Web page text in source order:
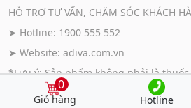
HỖ TRỢ TƯ VẤN, CHĂM SÓC KHÁCH
➤ Hotline: 1900 555 552
➤ Website: adiva.com.vn
*Lưu ý: Sản phẩm không phải là
thay thế thuốc chữa bệnh.
0
Hotline